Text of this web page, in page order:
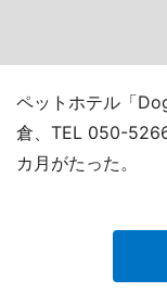
ペットホテル「
倉、TEL 050-
カ月がたった。